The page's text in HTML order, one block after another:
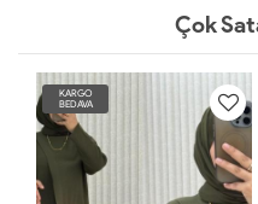
Çok
KARGO
BEDAVA